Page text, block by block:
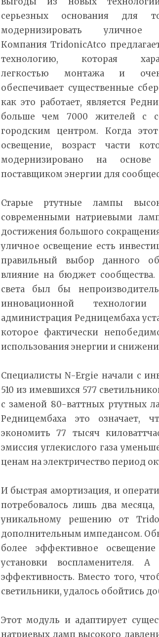
серьезных основания для
модернизировать уличное
Компания TridonicAtco
технологию, которая
легкостью монтажа и
обеспечивает существенные
как это работает, является
больше чем 7000 жителей с
городским центром. Когда
освещение, возраст части
модернизировано на основе
поставщиком энергии для
Старые ртутные лампы
современными натриевыми
достижения большого
уличное освещение есть
правильный выбор данного
влияние на бюджет
света был бы
инновационной
администрация Редницембаха
которое фактически
использования энергии и
Специалисты N-Ergie начали с
510 из имевшихся 577
с заменой 80-ваттных ртутных
Редницембаха это означает,
экономить 77 тысяч
эмиссия углекислого газа
ценам на электричество период
И быстрая амортизация, и
потребовалось лишь два
уникальному решению от
дополнительным импедансом.
более эффективное
установки воспламенителя.
эффективность. Вместо того,
светильники, удалось обойтись
Этот модуль и адаптирует
натриевых ламп высокого